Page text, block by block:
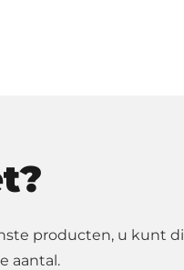
producten, u kunt
aantal.